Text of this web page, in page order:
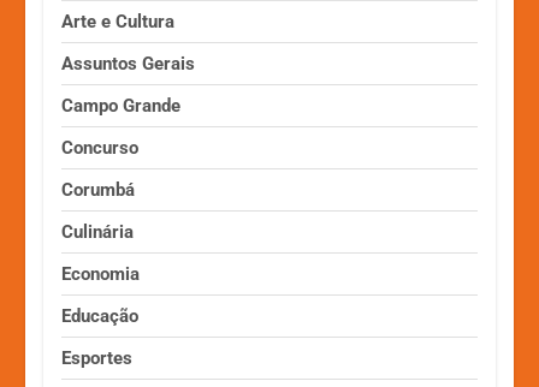
Arte e Cultura
Assuntos Gerais
Campo Grande
Concurso
Corumbá
Culinária
Economia
Educação
Esportes